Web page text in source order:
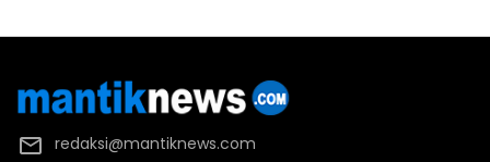
redaksi@mantiknews.com